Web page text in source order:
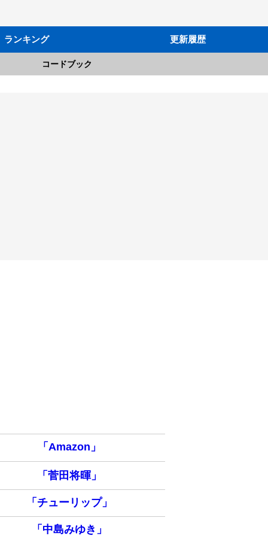
ランキング 更新履歴
コードブック
「Amazon」
「菅田将暉」
「チューリップ」
「中島みゆき」